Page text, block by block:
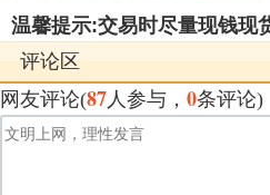
温馨提示:交易时尽量现钱现
评论区
网友评论(87人参与， 0条评论)